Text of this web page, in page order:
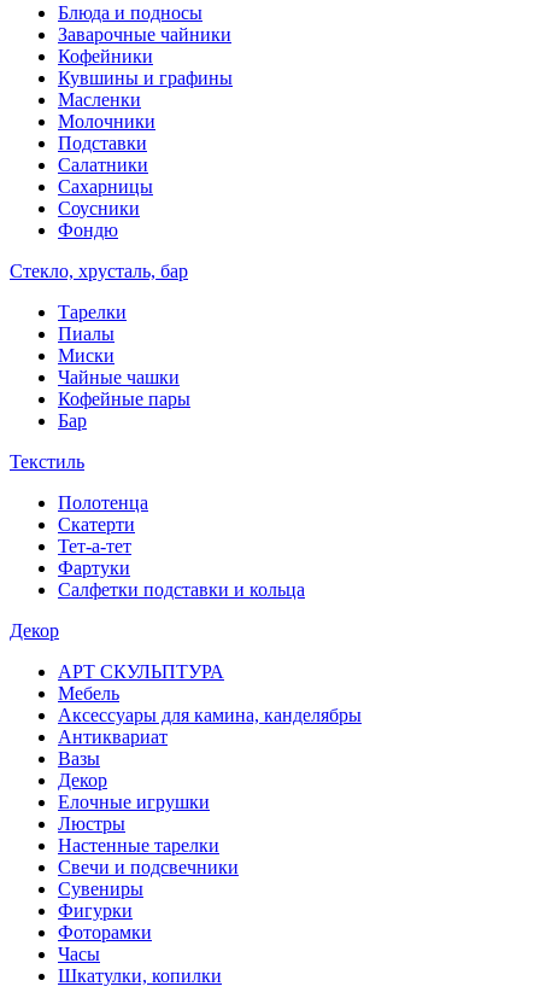
Блюда и подносы
Заварочные чайники
Кофейники
Кувшины и графины
Масленки
Молочники
Подставки
Салатники
Сахарницы
Соусники
Фондю
Стекло, хрусталь, бар
Тарелки
Пиалы
Миски
Чайные чашки
Кофейные пары
Бар
Текстиль
Полотенца
Скатерти
Тет-а-тет
Фартуки
Салфетки подставки и кольца
Декор
АРТ СКУЛЬПТУРА
Мебель
Аксессуары для камина, канделябры
Антиквариат
Вазы
Декор
Елочные игрушки
Люстры
Настенные тарелки
Свечи и подсвечники
Сувениры
Фигурки
Фоторамки
Часы
Шкатулки, копилки